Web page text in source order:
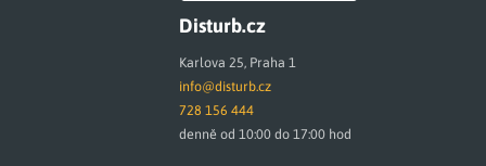
Disturb.cz
Karlova 25, Praha 1
info@disturb.cz
728 156 444
denně od 10:00 do 17:00 hod